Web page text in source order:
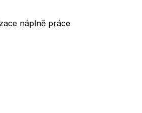
náplně práce